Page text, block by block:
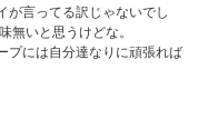
が言ってる訳じゃないでし
無いと思うけどな。
プには自分達なりに頑張れば